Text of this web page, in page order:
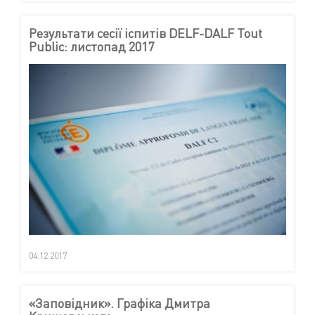
Результати сесії іспитів DELF-DALF Tout
Public: листопад 2017
04.12.2017
«Заповідник». Графіка Дмитра